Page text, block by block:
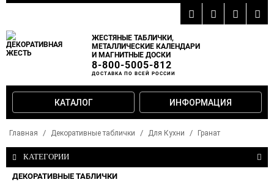
ЖЕСТЯНЫЕ ТАБЛИЧКИ,
МЕТАЛЛИЧЕСКИЕ КАЛЕНДАРИ
И МАГНИТНЫЕ ДОСКИ
8-800-5005-812
ДОСТАВКА ПО ВСЕЙ РОССИИ
КАТАЛОГ ИНФОРМАЦИЯ
Главная Декоративные таблички Для Кухни Гранат
КАТЕГОРИИ
ДЕКОРАТИВНЫЕ ТАБЛИЧКИ